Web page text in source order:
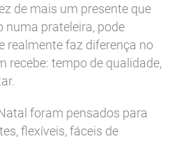
de mais um presente que
numa prateleira, pode
realmente faz diferença no
recebe: tempo de qualidade,
foram pensados para
flexíveis, fáceis de